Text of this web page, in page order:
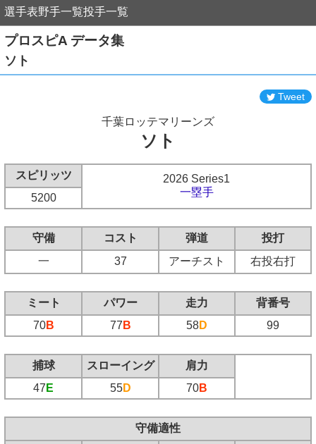
選手表野手一覧投手一覧
プロスピA データ集
ソト
Tweet
千葉ロッテマリーンズ
ソト
スピリッツ
2026 Series1
一塁手
5200
守備 コスト 弾道
投打
一
37 アーチスト 右投右打
ミート パワー 走力
背番号
70B 77 B 58D 99
捕球 スローイング
肩力
47 E 55D 70B
守備適性